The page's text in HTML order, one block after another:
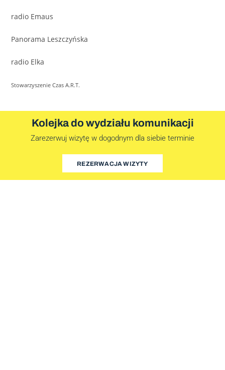
radio Emaus
Panorama Leszczyńska
radio Elka
Stowarzyszenie Czas A.R.T.
Kolejka do wydziału komunikacji
Zarezerwuj wizytę w dogodnym dla siebie terminie
REZERWACJA WIZYTY